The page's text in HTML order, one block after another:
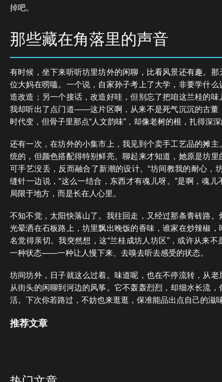
掉吧。
那些藏在角落里的声音
有时候，坐下来听听坊里坊外的闲聊，比看风景还有趣。
位大妈在唠嗑。一个说，自家孙子考上了大学，非要学什
造改造；另一个接话，改造好哇，但别忘了把咱这兰桂的
我却听出了点门道——这片区啊，从来不是死气沉沉的古董
时代变，但骨子里那点“人文韵味”，却像老树的根，扎得深
还有一次，在坊外的小集市上，我见到个卖手工艺品的摊
统的，但颜色搭配得特别鲜亮。聊起来才知道，她原是坊
可手艺没丢，反而融合了新潮的设计。“坊间教我的耐心，
缝针一边说，“这么一结合，东西才有魂儿呀。”是啊，魂
局限于地方，而是长在人心里。
不知不觉，太阳快落山了。我往回走，又经过那条青砖路
光晕洒在石板路上，坊里飘出晚饭的香味，谁家在炒辣椒
名觉得亲切。我突然想，这“兰桂成坊人坊区”，或许从来
一种状态——一种让人慢下来、去嗅去听去感受的状态。
坊间坊外，日子就这么过着。味道呢，也在不停流转，从
从街头的闲聊到河边的风筝。它不轰轰烈烈，却细水长流
活。下次你若路过，不妨也来逛逛，保准能品出点自己的滋
推荐文章